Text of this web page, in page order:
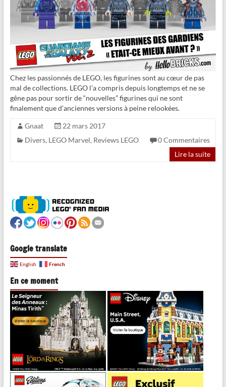
Chez les passionnés de LEGO, les figurines sont au cœur de pas
mal de collections. LEGO l’a compris depuis longtemps et ne se
gêne pas pour sortir de “nouvelles” figurines qui ne sont
finalement que d’anciennes versions à peine relookées.
Gnaat
22 mars 2017
Divers, LEGO Marvel, Reviews LEGO
0 Commentaires
Lire la suite
Google translate
English French
En ce moment